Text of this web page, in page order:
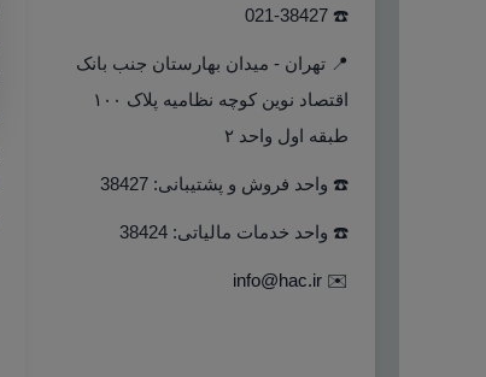
است
صفحه
محصول
انتخاب
شوند
☎️ 021-38427
📍 تهران - میدان بهارستان جنب بانک
اقتصاد نوین کوچه نظامیه پلاک ۱۰۰
طبقه اول واحد ۲
☎️ واحد فروش و پشتیبانی: 38427
☎️ واحد خدمات مالیاتی: 38424
✉️
info@hac.ir